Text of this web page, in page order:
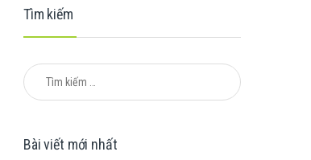
Tìm kiếm
Tìm kiếm cho:
Bài viết mới nhất